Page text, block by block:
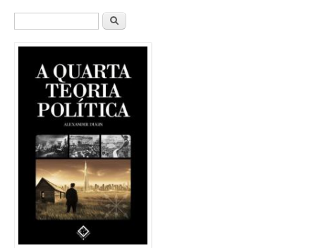
Formulário de busca